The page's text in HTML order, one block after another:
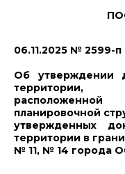
06.11.2025 № 2599-п
Об утверждении
территории,
планировочной
утвержденных
территории в
№ 11, № 14 города